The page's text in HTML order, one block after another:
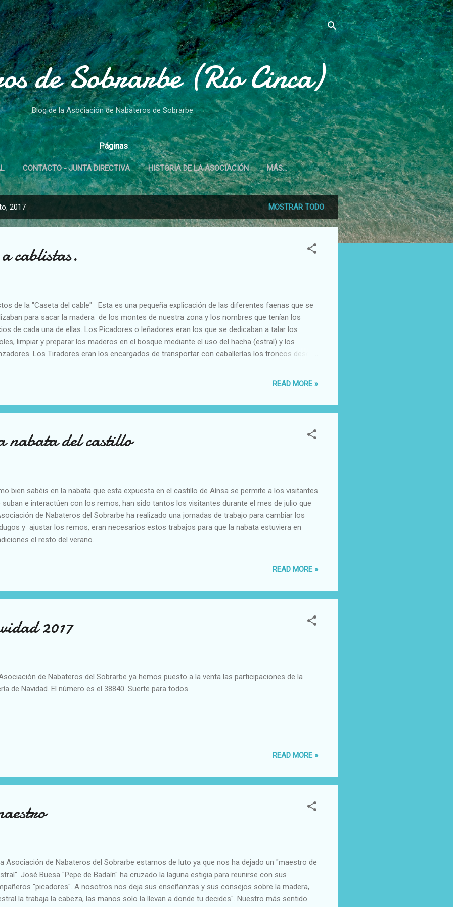
Ir al contenido principal
de Sobrarbe (Río Cinca)
Blog de la Asociación de Nabateros de Sobrarbe.
Páginas
CONTACTO - JUNTA DIRECTIVA HISTORIA DE LA ASOCIACIÓN MÁS…
2017 MOSTRAR TODO
cablistas.
de la "Caseta del cable" Esta es una pequeña explicación de las diferentes faenas que se
para sacar la madera de los montes de nuestra zona y los nombres que tenían los
de cada una de ellas. Los Picadores o leñadores eran los que se dedicaban a talar los
limpiar y preparar los maderos en el bosque mediante el uso del hacha (estral) y los
Los Tiradores eran los encargados de transportar con caballerías los troncos desde
y limpias de la orilla. Una vez construidas las nabatas empezaba el arriesgado trabajo de los
READ MORE »
nabata del castillo
bien sabéis en la nabata que esta expuesta en el castillo de Aínsa se permite a los visitantes
suban e interactúen con los remos, han sido tantos los visitantes durante el mes de julio que
de Nabateros del Sobrarbe ha realizado una jornadas de trabajo para cambiar los
y ajustar los remos, eran necesarios estos trabajos para que la nabata estuviera en
el resto del verano.
READ MORE »
2017
de Nabateros del Sobrarbe ya hemos puesto a la venta las participaciones de la
de Navidad. El número es el 38840. Suerte para todos.
READ MORE »
Asociación de Nabateros del Sobrarbe estamos de luto ya que nos ha dejado un "maestro de
José Buesa "Pepe de Badaín" ha cruzado la laguna estigia para reunirse con sus
"picadores". A nosotros nos deja sus enseñanzas y sus consejos sobre la madera,
la trabaja la cabeza, las manos solo la llevan a donde tu decides". Nuestro más sentido